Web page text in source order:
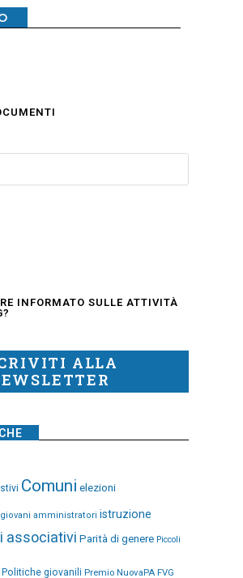
INFORMATO SULLE ATTIVITÀ
ALLA
Comuni elezioni
giovani amministratori istruzione
associativi Parità di genere Piccoli
Politiche giovanili Premio NuovaPA FVG